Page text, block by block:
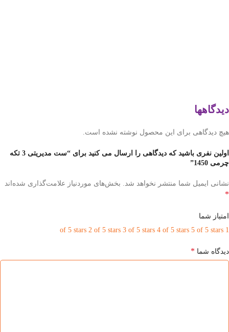
دیدگاهها
هیچ دیدگاهی برای این محصول نوشته نشده است.
اولین نفری باشید که دیدگاهی را ارسال می کنید برای “ست مدیریتی 3 تکه
چرمی 1450”
نشانی ایمیل شما منتشر نخواهد شد. بخش‌های موردنیاز علامت‌گذاری شده‌اند
*
امتیاز شما
1 of 5 stars
2 of 5 stars 3 of 5 stars 4 of 5 stars 5 of 5 stars
دیدگاه شما *